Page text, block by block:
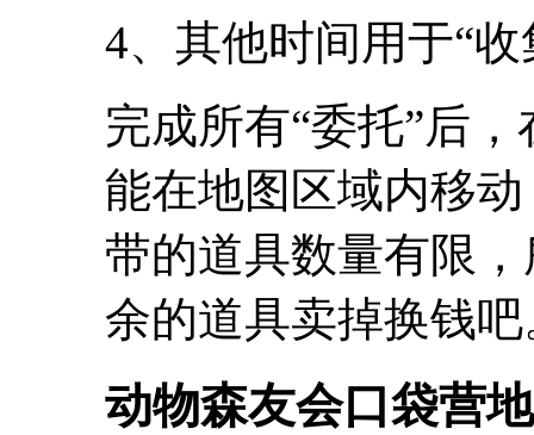
4、其他时间用于“收
完成所有“委托”后
能在地图区域内移
带的道具数量有限
余的道具卖掉换钱吧
动物森友会口袋营